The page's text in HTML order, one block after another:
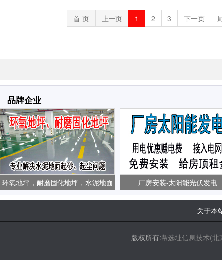
首 页 上一页 1 2 3 下一页
品牌企业
环氧地坪，耐磨固化地坪，水泥地面
起砂、起尘问题
厂房安装-太阳能光伏发电
关于本
版权所有:帮选址信息技术(北